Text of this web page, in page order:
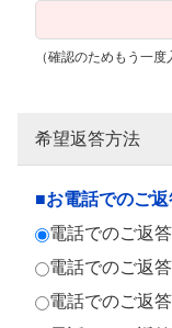
（確認のためもう一度
希望返答方法
■お電話でのご
電話でのご返
電話でのご返
電話でのご返